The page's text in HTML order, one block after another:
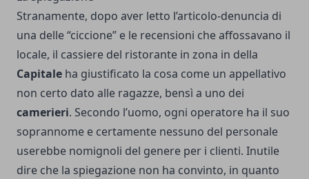
Stranamente, dopo aver letto l’articolo-denuncia di
una delle “ciccione” e le recensioni che affossavano il
locale, il cassiere del ristorante in zona in della
Capitale ha giustificato la cosa come un appellativo
non certo dato alle ragazze, bensì a uno dei
camerieri. Secondo l’uomo, ogni operatore ha il suo
soprannome e certamente nessuno del personale
userebbe nomignoli del genere per i clienti. Inutile
dire che la spiegazione non ha convinto, in quanto